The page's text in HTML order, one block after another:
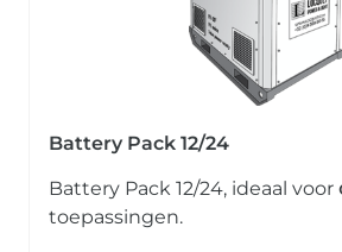
Battery Pack 12/24
Battery Pack 12/24, ideaal voor
toepassingen.